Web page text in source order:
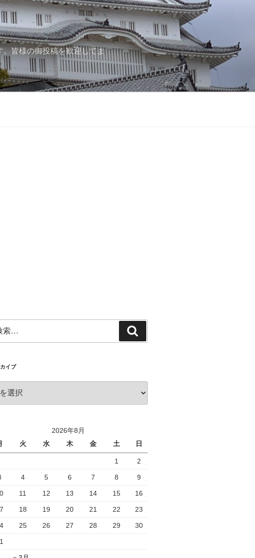
皆様の御投稿を歓迎してま
索
イブ
2026年8月
火 水 木 金 土 日
1 2
4 5 6 7 8 9
11 12 13 14 15 16
18 19 20 21 22 23
25 26 27 28 29 30